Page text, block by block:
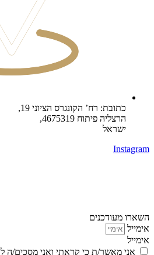
כתובת: רח’ הקונגרס הציוני 19,
הרצליה פיתוח 4675319,
ישראל
Instagram
השארו מעודכנים
אימייל
אימייל
אני מאשר/ת כי קראתי ואני מסכים/ה ל